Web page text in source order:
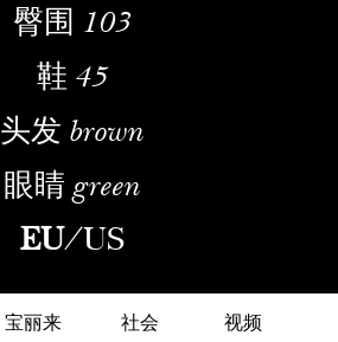
臀围 103
鞋 45
头发 brown
眼睛 green
EU/US
宝丽来 社会
视频